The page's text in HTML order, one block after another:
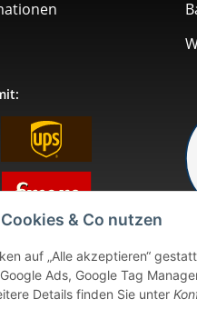
& Co nutzen
auf „Alle akzeptieren“
Ads, Google Tag
Details finden Sie unter